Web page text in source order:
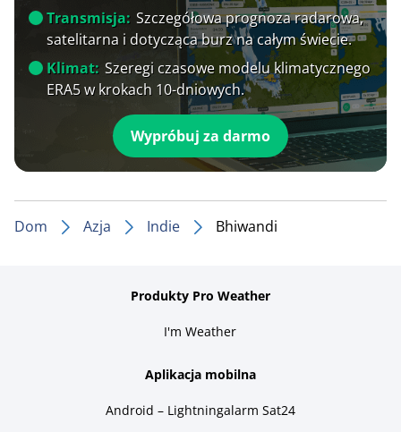
Transmisja: Szczegółowa prognoza radarowa,
satelitarna i dotycząca burz na całym świecie.
Klimat: Szeregi czasowe modelu klimatycznego
ERA5 w krokach 10-dniowych.
Wypróbuj za darmo
Dom Azja Indie Bhiwandi
Produkty Pro Weather
I'm Weather
Aplikacja mobilna
Android – Lightningalarm Sat24